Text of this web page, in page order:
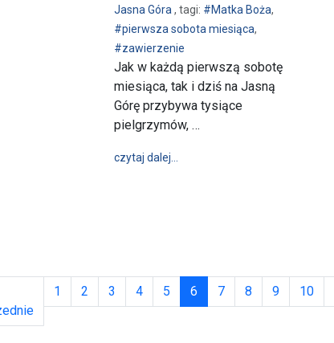
Jasna Góra , tagi: #Matka Boża,
#pierwsza sobota miesiąca,
#zawierzenie
Jak w każdą pierwszą sobotę
miesiąca, tak i dziś na Jasną
Górę przybywa tysiące
pielgrzymów, …
czytaj dalej…
1 2 3 4 5 6 (obecna)
7 8 9 10